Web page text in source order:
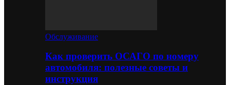
Обслуживание
Как проверить ОСАГО по номеру
автомобиля: полезные советы и
инструкция